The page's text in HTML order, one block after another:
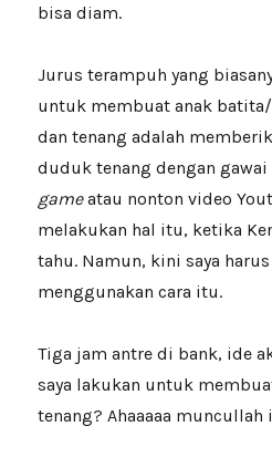
bisa diam.
Jurus terampuh yang
untuk membuat anak
dan tenang adalah
duduk tenang dengan
gameatau nonton video
melakukan hal itu, ketika
tahu. Namun, kini saya
menggunakan cara itu.
Tiga jam antre di bank, ide
saya lakukan untuk
tenang? Ahaaaaa muncullah